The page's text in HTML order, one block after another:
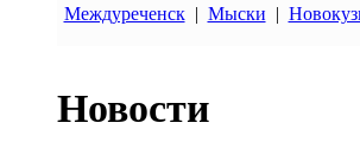
Междуреченск| Мыски |
Новости